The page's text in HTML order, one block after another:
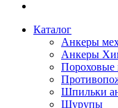
Каталог
Анкеры
Анкеры
Пороховые
Шпильки
Шурупы